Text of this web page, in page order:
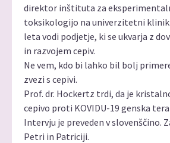
direktor inštituta za
toksikologijo na univerzitetni kliniki
leta vodi podjetje, ki se ukvarja z
in razvojem cepiv.
Ne vem, kdo bi lahko bil bolj
zvezi s cepivi.
Prof. dr. Hockertz trdi, da je
cepivo proti KOVIDU-19 genska
Intervju je preveden v slovenščino.
Petri in Patriciji.